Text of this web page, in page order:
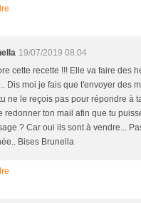
19/07/2019 08:04
cette recette !!! Elle va faire des
Dis moi je fais que t'envoyer des
ne le reçois pas pour répondre à
redonner ton mail afin que tu
? Car oui ils sont à vendre...
Bises Brunella